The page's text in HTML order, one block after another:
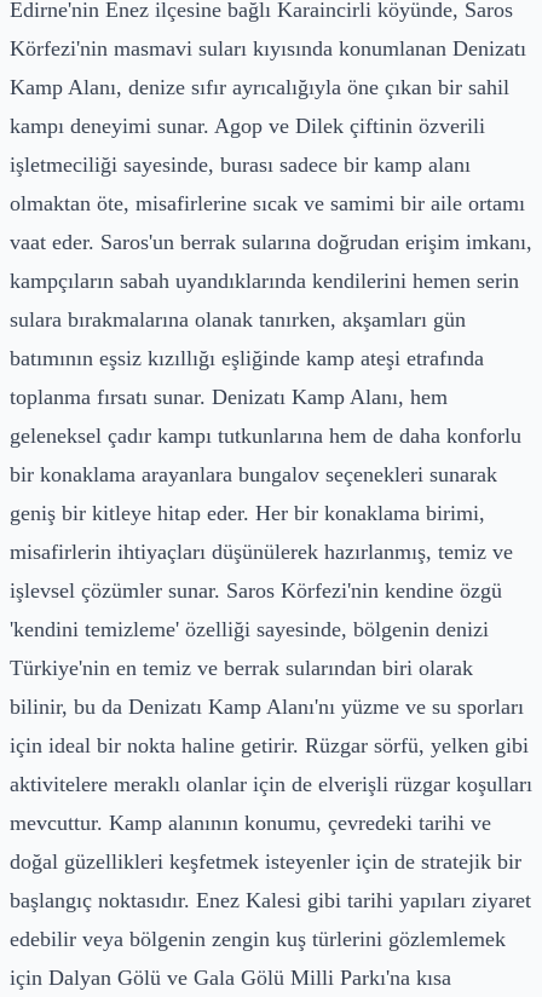
Edirne'nin Enez ilçesine bağlı Karaincirli köyünde, Saros
Körfezi'nin masmavi suları kıyısında konumlanan Denizatı
Kamp Alanı, denize sıfır ayrıcalığıyla öne çıkan bir sahil
kampı deneyimi sunar. Agop ve Dilek çiftinin özverili
işletmeciliği sayesinde, burası sadece bir kamp alanı
olmaktan öte, misafirlerine sıcak ve samimi bir aile ortamı
vaat eder. Saros'un berrak sularına doğrudan erişim imkanı,
kampçıların sabah uyandıklarında kendilerini hemen serin
sulara bırakmalarına olanak tanırken, akşamları gün
batımının eşsiz kızıllığı eşliğinde kamp ateşi etrafında
toplanma fırsatı sunar. Denizatı Kamp Alanı, hem
geleneksel çadır kampı tutkunlarına hem de daha konforlu
bir konaklama arayanlara bungalov seçenekleri sunarak
geniş bir kitleye hitap eder. Her bir konaklama birimi,
misafirlerin ihtiyaçları düşünülerek hazırlanmış, temiz ve
işlevsel çözümler sunar. Saros Körfezi'nin kendine özgü
'kendini temizleme' özelliği sayesinde, bölgenin denizi
Türkiye'nin en temiz ve berrak sularından biri olarak
bilinir, bu da Denizatı Kamp Alanı'nı yüzme ve su sporları
için ideal bir nokta haline getirir. Rüzgar sörfü, yelken gibi
aktivitelere meraklı olanlar için de elverişli rüzgar koşulları
mevcuttur. Kamp alanının konumu, çevredeki tarihi ve
doğal güzellikleri keşfetmek isteyenler için de stratejik bir
başlangıç noktasıdır. Enez Kalesi gibi tarihi yapıları ziyaret
edebilir veya bölgenin zengin kuş türlerini gözlemlemek
için Dalyan Gölü ve Gala Gölü Milli Parkı'na kısa